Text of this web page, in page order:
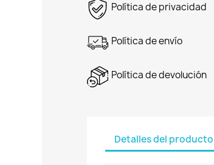
Política de privacidad
Política de envío
Política de devolución
Detalles del producto